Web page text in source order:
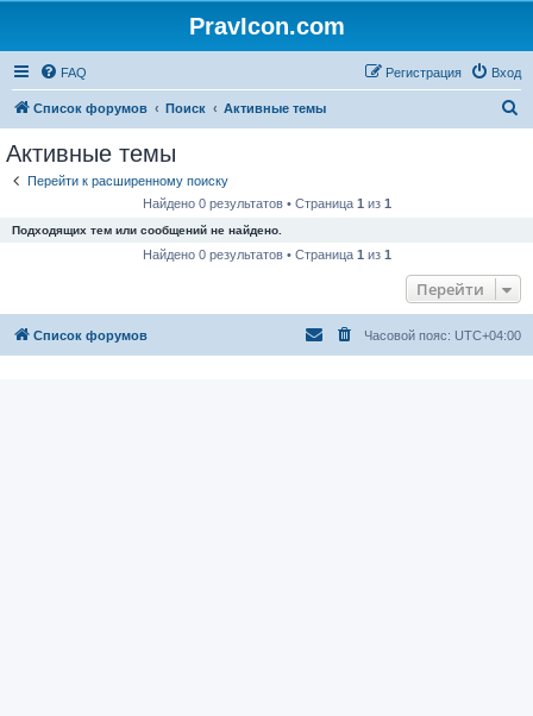
PravIcon.com
FAQ Вход
Регистрация
Список форумов Поиск Активные темы
Активные темы
Перейти к расширенному поиску
Найдено 0 результатов • Страница 1 из 1
Подходящих тем или сообщений не найдено.
Найдено 0 результатов • Страница 1 из 1
Перейти
Список форумов Часовой пояс: UTC+04:00